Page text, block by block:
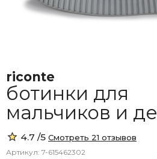
riconte
ботинки для
мальчиков и
4.7 /5 Смотреть 21 отзывов
Артикул: 7-615462302